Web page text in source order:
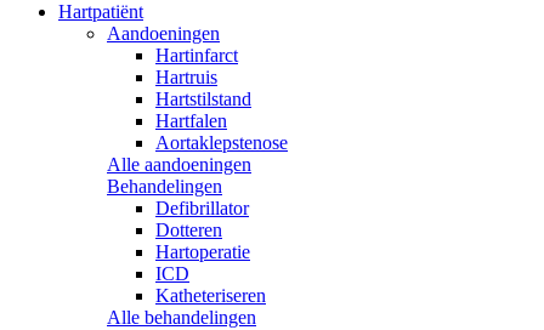
Hartpatiënt
Aandoeningen
Hartinfarct
Hartruis
Hartstilstand
Hartfalen
Aortaklepstenose
Alle aandoeningen
Behandelingen
Defibrillator
Dotteren
Hartoperatie
ICD
Katheteriseren
Alle behandelingen